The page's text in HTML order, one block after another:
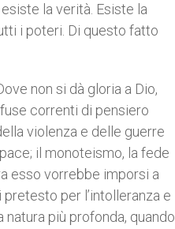
la verità. Esiste la
i poteri. Di questo fatto
non si dà gloria a Dio,
correnti di pensiero
violenza e delle guerre
il monoteismo, la fede
esso vorrebbe imporsi a
per l’intolleranza e
natura più profonda, quando